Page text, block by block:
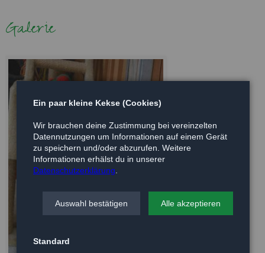
Galerie
Ein paar kleine Kekse (Cookies)
Wir brauchen deine Zustimmung bei vereinzelten
Datennutzungen um Informationen auf einem Gerät
zu speichern und/oder abzurufen. Weitere
Informationen erhälst du in unserer
Datenschutzerklärung
Auswahl bestätigen Alle akzeptieren
Standard